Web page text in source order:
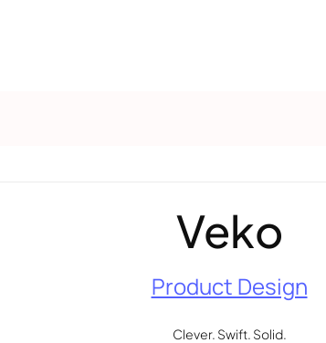
Veko
Product Design
Clever. Swift. Solid.